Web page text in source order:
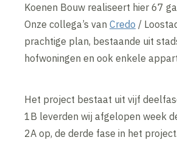
Koenen Bouw realiseert hier 67
Onze collega’s vanCredo /
prachtige plan, bestaande uit
hofwoningen en ook enkele
Het project bestaat uit vijf
1B leverden wij afgelopen week
2A op, de derde fase in het